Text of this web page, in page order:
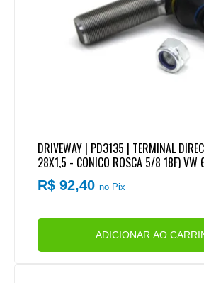
DRIVEWAY | PD3135 | TERMINAL
28X1,5 - CONICO ROSCA 5/8 18F)
110/790/8100/8120/8140/8150
R$ 92,40no Pix
ADICIONAR AO